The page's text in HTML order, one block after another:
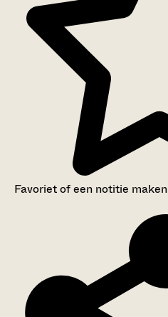
Favoriet of een notitie maken